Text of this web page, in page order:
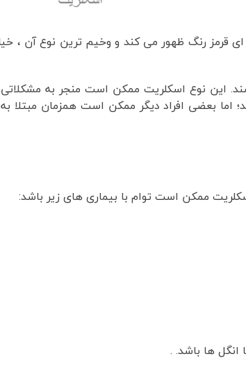
قرمز رنگ ظهور می کند و وخیم ترین نوع آن ،
این نوع اسکلریت ممکن است منجر به
بعضی افراد دیگر ممکن است همزمان مبتلا
ممکن است توام با بیماری های زیر باشد:
ها باشد. .